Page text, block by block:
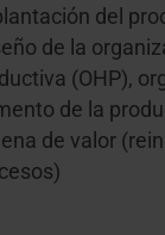
del
de la
(OHP),
de la
de valor